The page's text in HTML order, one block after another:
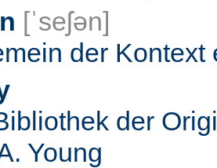
[ˈseʃən]
der Kontext
der
Young